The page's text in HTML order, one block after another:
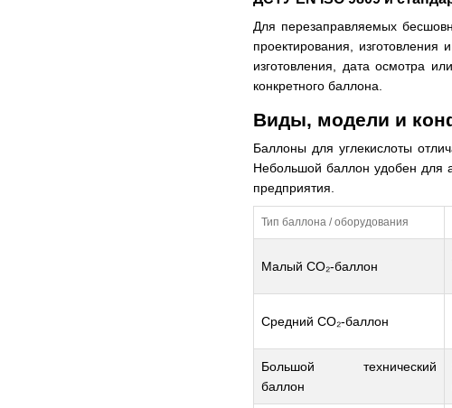
Для перезаправляемых
проектирования,
изготовления, дата осмотра
конкретного баллона.
Виды, модели и
Баллоны для углекислоты
Небольшой баллон удобен для
предприятия.
Тип баллона / оборудования
Малый CO₂-баллон
Средний CO₂-баллон
Большой технический
баллон